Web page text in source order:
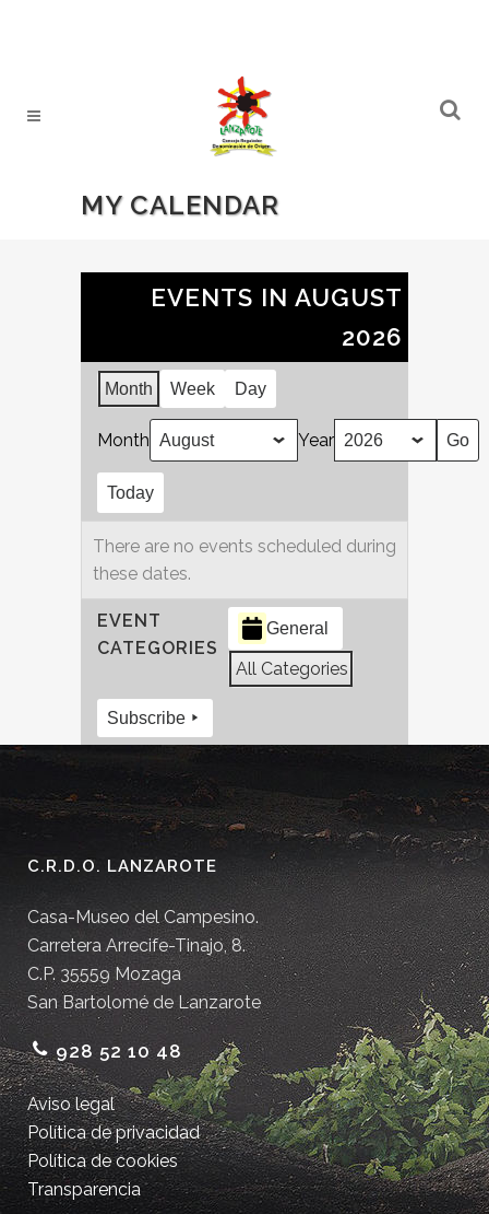
MY CALENDAR
EVENTS IN AUGUST
2026
Month Week Day
Month Year
Today
There are no events scheduled during
these dates.
EVENT
CATEGORIES
General
All Categories
Subscribe
C.R.D.O. LANZAROTE
Casa-Museo del Campesino.
Carretera Arrecife-Tinajo, 8.
C.P. 35559 Mozaga
San Bartolomé de Lanzarote
928 52 10 48
Aviso legal
Política de privacidad
Política de cookies
Transparencia